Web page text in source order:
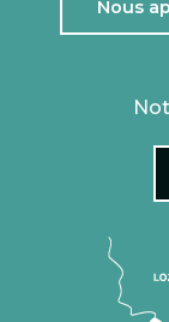
Nous